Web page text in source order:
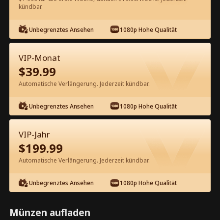
60 Jetzt entsperren
Kostenlos in der App ansehen
Episode 12 - Das Doppelleben meines
milliardenschweren Ehemannes
Kompletter Film
1-49
12 13 14 15 16
kündbar.
Unbegrenztes Ansehen 1080p Hohe Qualität
VIP-Monat
$39.99
Automatische Verlängerung. Jederzeit kündbar.
Unbegrenztes Ansehen 1080p Hohe Qualität
VIP-Jahr
$199.99
Automatische Verlängerung. Jederzeit kündbar.
Unbegrenztes Ansehen 1080p Hohe Qualität
Münzen aufladen